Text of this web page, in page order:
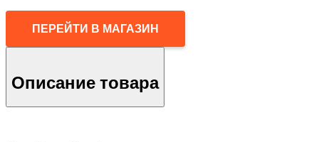
ПЕРЕЙТИ В МАГАЗИН
Описание товара